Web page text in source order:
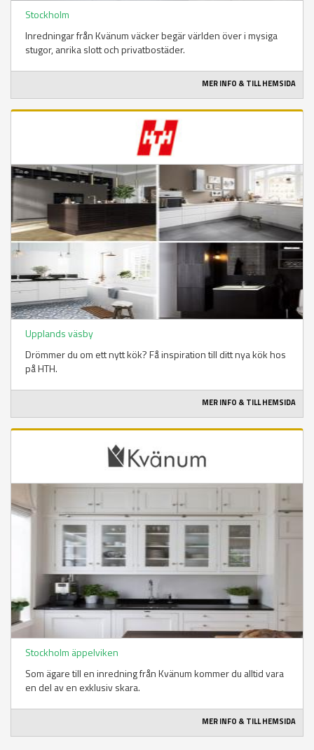
Stockholm
Inredningar från Kvänum väcker begär världen över i mysiga
stugor, anrika slott och privatbostäder.
MER INFO & TILL HEMSIDA
Upplands väsby
Drömmer du om ett nytt kök? Få inspiration till ditt nya kök hos
på HTH.
MER INFO & TILL HEMSIDA
Stockholm äppelviken
Som ägare till en inredning från Kvänum kommer du alltid vara
en del av en exklusiv skara.
MER INFO & TILL HEMSIDA